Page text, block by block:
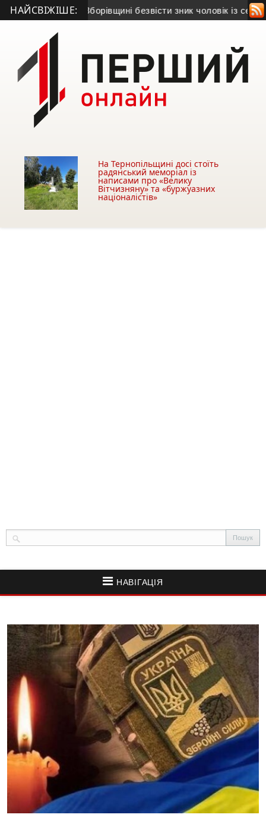
НАЙСВІЖІШЕ:
• На Зборівщині безвісти зник чоловік із
На Тернопільщині досі стоїть
радянський меморіал із
написами про «Велику
Вітчизняну» та «буржуазних
націоналістів»
НАВІГАЦІЯ